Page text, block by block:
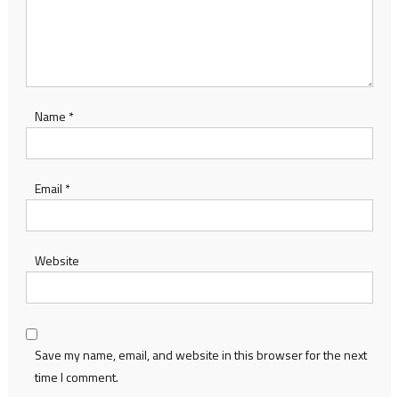
Name *
Email *
Website
Save my name, email, and website in this browser for the next
time I comment.